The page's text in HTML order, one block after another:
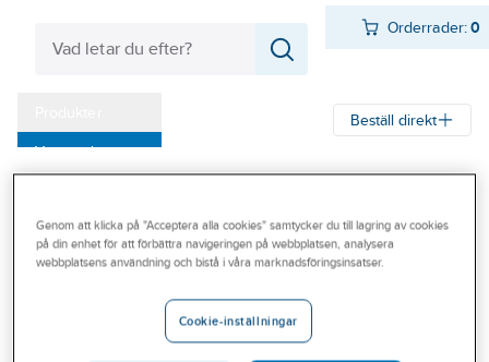
Orderrader:0
Varumärken
Outlet
Branscher
Beställ direkt
IRONSIDE
SPÄNNBAND
Genom att klicka på "Acceptera alla cookies" samtycker du till lagring av cookies
på din enhet för att förbättra navigeringen på webbplatsen, analysera
webbplatsens användning och bistå i våra marknadsföringsinsatser.
Cookie-inställningar